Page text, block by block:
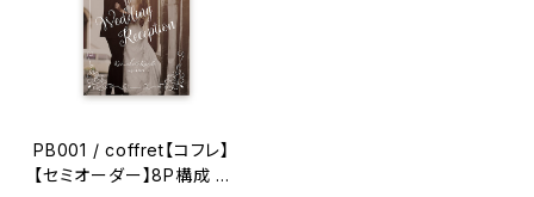
PB001 / coffret【コフレ】
【セミオーダー】8P構成 結